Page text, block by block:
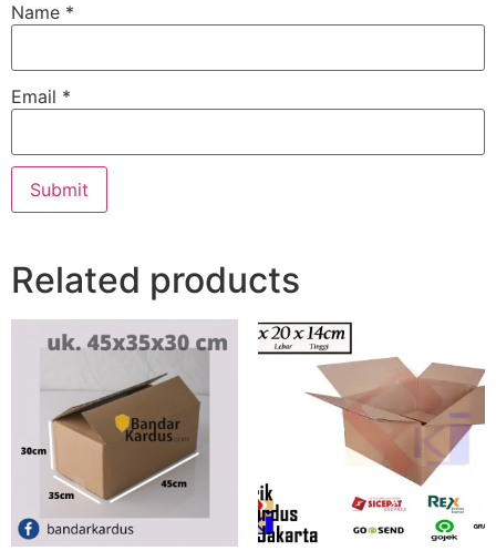
Name *
Email *
Related products